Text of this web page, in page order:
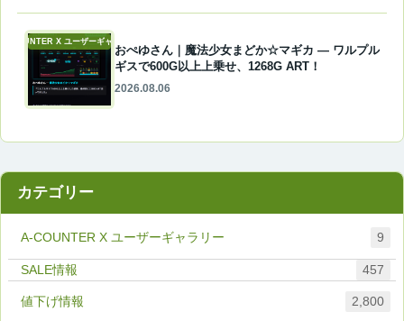
A-COUNTER X ユーザーギャラリー
おぺゆさん｜魔法少女まどか☆マギカ ― ワルプル
ギスで600G以上上乗せ、1268G ART！
2026.08.06
カテゴリー
A-COUNTER X ユーザーギャラリー 9
457
値下げ情報 2,800